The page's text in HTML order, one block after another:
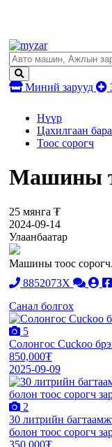
Миний зарууд
Нүүр
Цахилгаан
Тоос сорогч
Машины
25 мянга ₮
2024-09-14
Улаанбаатар
Машины тоос
8852073X
Санал болгох
5
Солонгос Cuckoo
850,000₮
2025-09-09
2
30 литрийн
болон тоос сорогч
350,000₮